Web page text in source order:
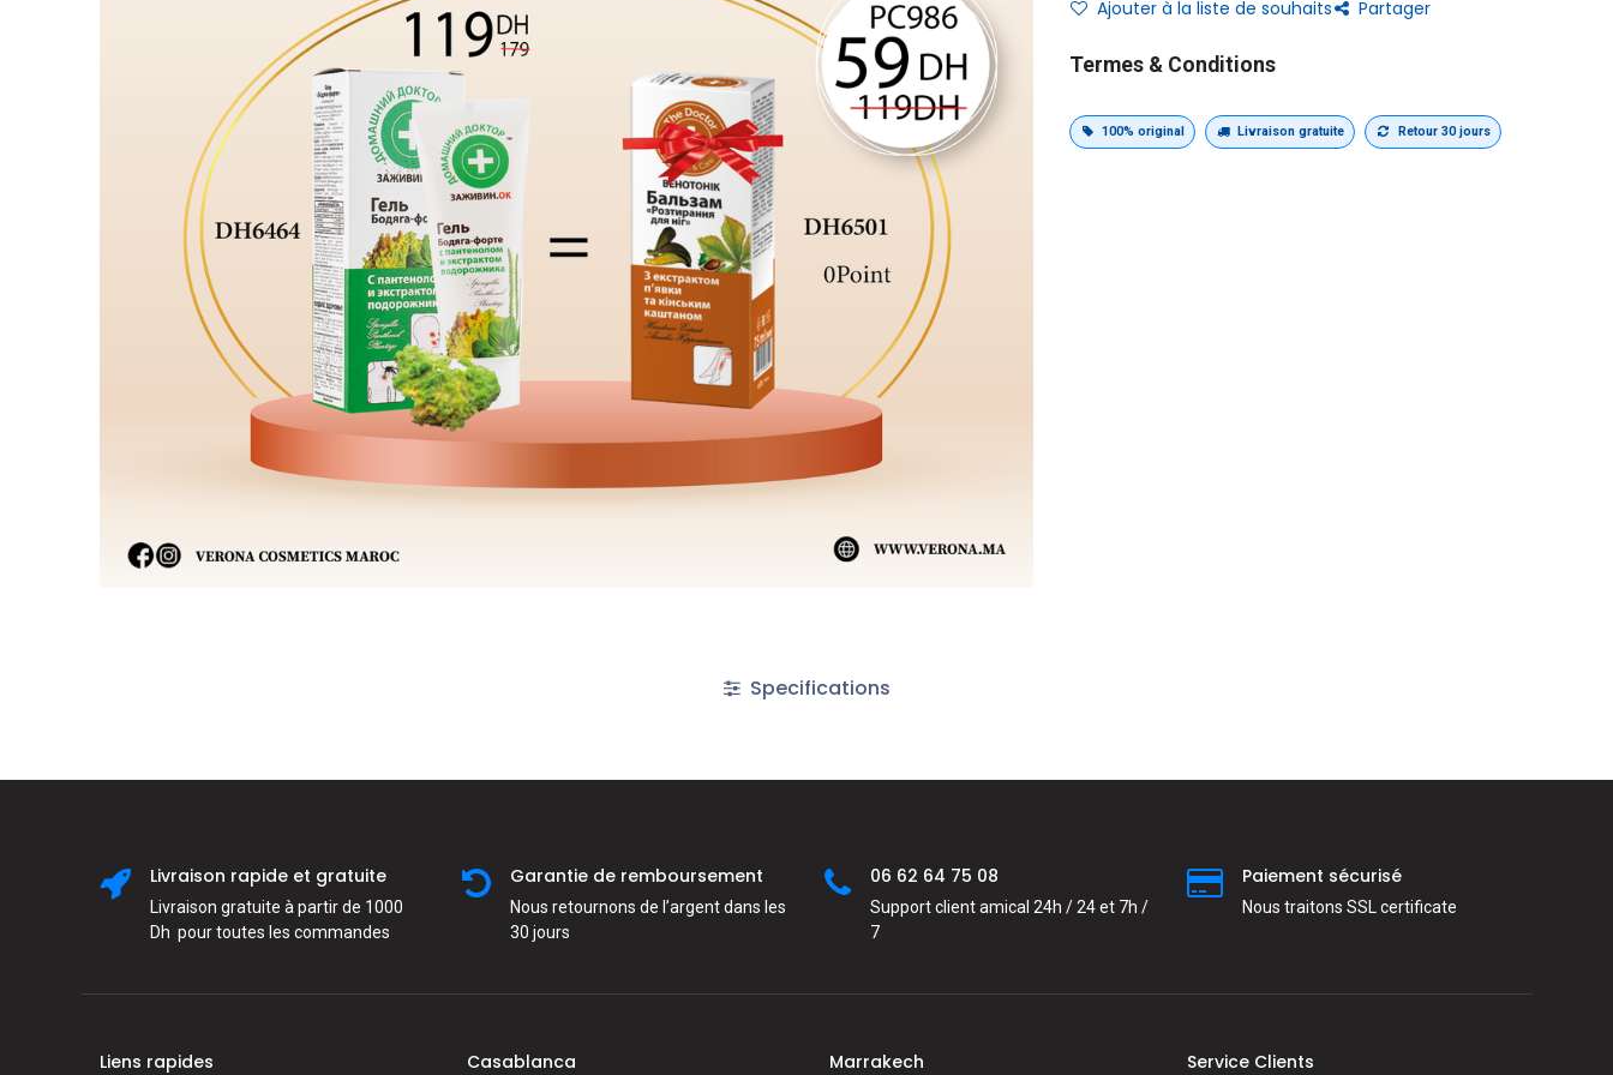
Ajouter à la liste de souhaits Partager
Termes & Conditions
100% original Livraison gratuite Retour 30 jours
Specifications
Livraison rapide et gratuite
Livraison gratuite à partir de 1000
Dh pour toutes les commandes
Garantie de remboursement
Nous retournons de l’argent dans les
30 jours
06 62 64 75 08
Support client amical 24h / 24 et 7h /
7
Paiement sécurisé
Nous traitons SSL сertificate
Liens rapides Casablanca Marrakech Service Clients